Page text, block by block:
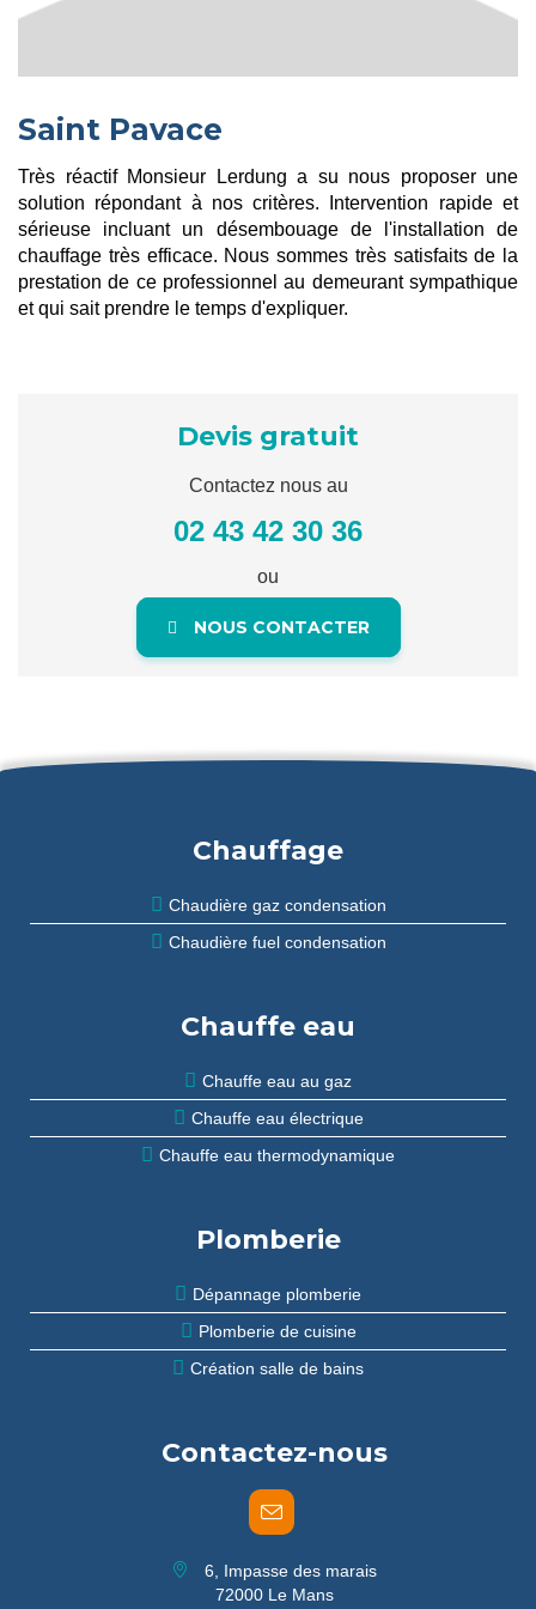
Saint Pavace
Très réactif Monsieur Lerdung a su nous proposer une
solution répondant à nos critères. Intervention rapide et
sérieuse incluant un désembouage de l'installation de
chauffage très efficace. Nous sommes très satisfaits de la
prestation de ce professionnel au demeurant sympathique
et qui sait prendre le temps d'expliquer.
Devis gratuit
Contactez nous au
02 43 42 30 36
ou
NOUS CONTACTER
Chauffage
Chaudière gaz condensation
Chaudière fuel condensation
Chauffe eau
Chauffe eau au gaz
Chauffe eau électrique
Chauffe eau thermodynamique
Plomberie
Dépannage plomberie
Plomberie de cuisine
Création salle de bains
Contactez-nous
6, Impasse des marais
72000 Le Mans